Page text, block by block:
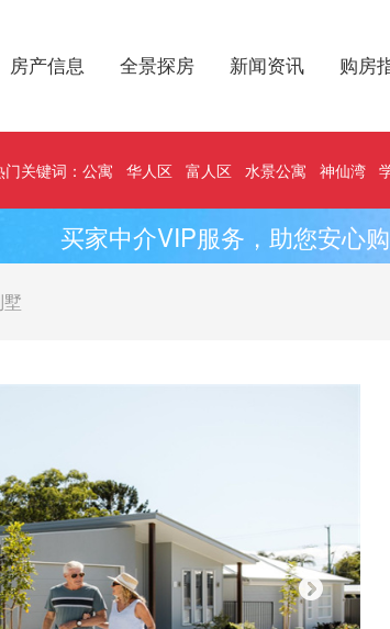
房产信息 全景探房 新闻资讯 购房
门关键词： 公寓 华人区 富人区 水景公寓 神仙湾
买家中介VIP服务，助您安心